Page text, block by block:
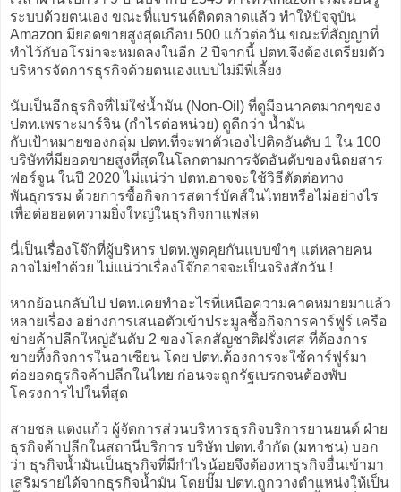
ระบบด้วยตนเอง ขณะที่แบรนด์ติดตลาดแล้ว ทำให้ปัจจุบัน
Amazon มียอดขายสูงสุดเกือบ 500 แก้วต่อวัน ขณะที่สัญญาที่
ทำไว้กับอโรม่าจะหมดลงในอีก 2 ปีจากนี้ ปตท.จึงต้องเตรียมตัว
บริหารจัดการธุรกิจด้วยตนเองแบบไม่มีพี่เลี้ยง
นับเป็นอีกธุรกิจที่ไม่ใช่น้ำมัน (Non-Oil) ที่ดูมีอนาคตมากๆของ
ปตท.เพราะมาร์จิน (กำไรต่อหน่วย) ดูดีกว่า น้ำมัน
กับเป้าหมายของกลุ่ม ปตท.ที่จะพาตัวเองไปติดอันดับ 1 ใน 100
บริษัทที่มียอดขายสูงที่สุดในโลกตามการจัดอันดับของนิตยสาร
ฟอร์จูน ในปี 2020 ไม่แน่ว่า ปตท.อาจจะใช้วิธีตัดต่อทาง
พันธุกรรม ด้วยการซื้อกิจการสตาร์บัคส์ในไทยหรือไม่อย่างไร
เพื่อต่อยอดความยิ่งใหญ่ในธุรกิจกาแฟสด
นี่เป็นเรื่องโจ๊กที่ผู้บริหาร ปตท.พูดคุยกันแบบขำๆ แต่หลายคน
อาจไม่ขำด้วย ไม่แน่ว่าเรื่องโจ๊กอาจจะเป็นจริงสักวัน !
หากย้อนกลับไป ปตท.เคยทำอะไรที่เหนือความคาดหมายมาแล้ว
หลายเรื่อง อย่างการเสนอตัวเข้าประมูลซื้อกิจการคาร์ฟูร์ เครือ
ข่ายค้าปลีกใหญ่อันดับ 2 ของโลกสัญชาติฝรั่งเศส ที่ต้องการ
ขายทิ้งกิจการในอาเซียน โดย ปตท.ต้องการจะใช้คาร์ฟูร์มา
ต่อยอดธุรกิจค้าปลีกในไทย ก่อนจะถูกรัฐเบรกจนต้องพับ
โครงการไปในที่สุด
สายชล แตงแก้ว ผู้จัดการส่วนบริหารธุรกิจบริการยานยนต์ ฝ่าย
ธุรกิจค้าปลีกในสถานีบริการ บริษัท ปตท.จำกัด (มหาชน) บอก
ว่า ธุรกิจน้ำมันเป็นธุรกิจที่มีกำไรน้อยจึงต้องหาธุรกิจอื่นเข้ามา
เสริมรายได้จากธุรกิจน้ำมัน โดยปั๊ม ปตท.ถูกวางตำแหน่งให้เป็น